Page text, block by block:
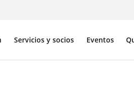
Servicios y socios Eventos